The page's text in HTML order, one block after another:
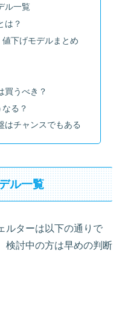
ル一覧
は？
下げモデルまとめ
買うべき？
る？
はチャンスでもある
ル一覧
ルターは以下の通りで
検討中の方は早めの判断